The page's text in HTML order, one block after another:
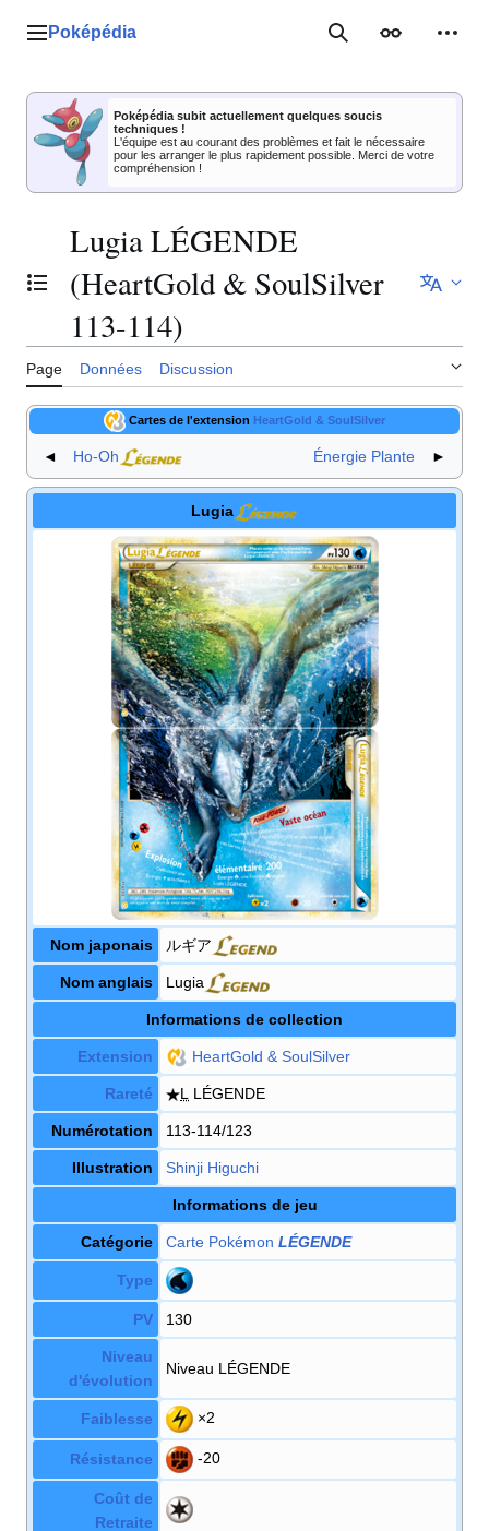
Menu principal
Poképédia RechercherApparence
Poképédia subit actuellement quelques soucis
techniques !
L'équipe est au courant des problèmes et fait le nécessaire
pour les arranger le plus rapidement possible. Merci de votre
compréhension !
Basculer la table des matières
Lugia LÉGENDE
(HeartGold & SoulSilver
113-114)
Page Données Discussion
Cartes de l'extension HeartGold & SoulSilver
◄ Ho-Oh Énergie Plante ►
Lugia
Nom japonais ルギア
Nom anglais Lugia
Informations de collection
Extension HeartGold & SoulSilver
Rareté L LÉGENDE
Numérotation 113-114/123
Illustration Shinji Higuchi
Informations de jeu
Catégorie Carte Pokémon LÉGENDE
Type
PV 130
Niveau
d'évolution
Niveau LÉGENDE
Faiblesse ×2
Résistance -20
Coût de
Retraite